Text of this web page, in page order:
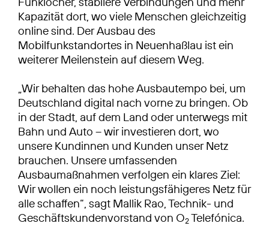
Kapazität dort, wo viele Menschen gleichzeitig
online sind. Der Ausbau des
Mobilfunkstandortes in Neuenhaßlau ist ein
weiterer Meilenstein auf diesem Weg.
„Wir behalten das hohe Ausbautempo bei, um
Deutschland digital nach vorne zu bringen. Ob
in der Stadt, auf dem Land oder unterwegs mit
Bahn und Auto – wir investieren dort, wo
unsere Kundinnen und Kunden unser Netz
brauchen. Unsere umfassenden
Ausbaumaßnahmen verfolgen ein klares Ziel:
Wir wollen ein noch leistungsfähigeres Netz für
alle schaffen“, sagt Mallik Rao, Technik- und
Geschäftskundenvorstand von O2Telefónica.